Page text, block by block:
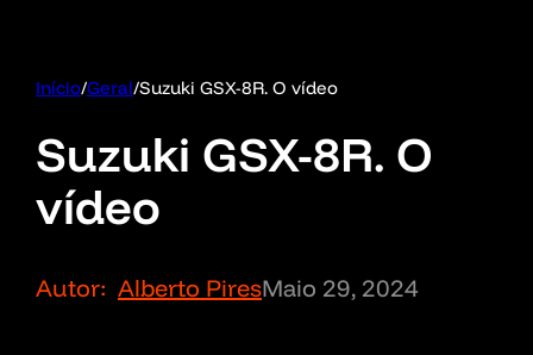
Início/Geral/Suzuki GSX-8R. O vídeo
Suzuki GSX-8R. O
vídeo
Autor: Alberto PiresMaio 29, 2024